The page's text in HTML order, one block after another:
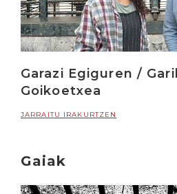
Garazi Egiguren /
Goikoetxea
JARRAITU IRAKURTZEN
Gaiak